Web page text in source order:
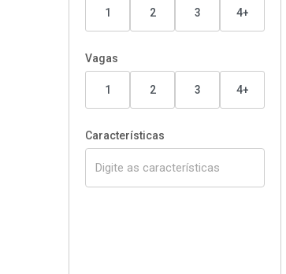
1 2 3 4+
Vagas
1 2 3 4+
Características